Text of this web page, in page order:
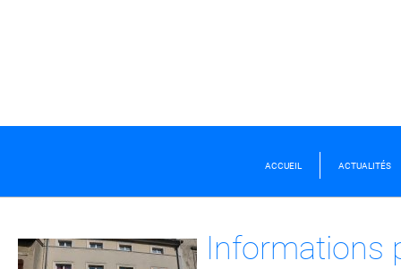
ACCUEIL ACTUALITÉS
Informations